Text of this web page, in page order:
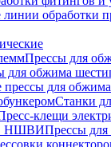
обработки
Прессы для
для обжима
прессы для
Станки
клещи
НШВИПрессы